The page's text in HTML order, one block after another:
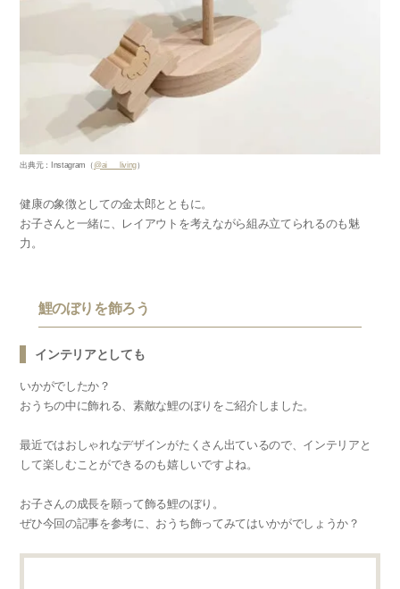
出典元：Instagram（@ai___living）
健康の象徴としての金太郎とともに。
お子さんと一緒に、レイアウトを考えながら組み立てられるのも魅
力。
鯉のぼりを飾ろう
インテリアとしても
いかがでしたか？
おうちの中に飾れる、素敵な鯉のぼりをご紹介しました。
最近ではおしゃれなデザインがたくさん出ているので、インテリアと
して楽しむことができるのも嬉しいですよね。
お子さんの成長を願って飾る鯉のぼり。
ぜひ今回の記事を参考に、おうち飾ってみてはいかがでしょうか？